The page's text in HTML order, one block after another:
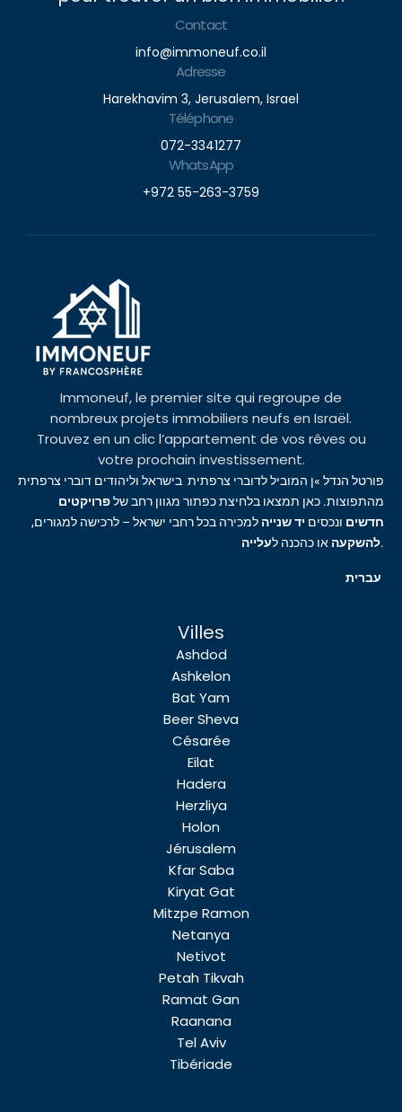
Contact
info@immoneuf.co.il
Adresse
Harekhavim 3, Jerusalem, Israel
Téléphone
072-3341277
WhatsApp
+972 55-263-3759
Immoneuf, le premier site qui regroupe de
nombreux projets immobiliers neufs en Israël.
Trouvez en un clic l’appartement de vos rêves ou
votre prochain investissement.
פורטל הנדל »ן המוביל לדוברי צרפתית בישראל וליהודים דוברי צרפתית
מהתפוצות. כאן תמצאו בלחיצת כפתור מגוון רחב שלפרויקטים
חדשים ונכסים יד שנייה למכירה בכל רחבי ישראל – לרכישה למגורים,
להשקעה או כהכנה לעלייה .
Villes
Ashdod
Ashkelon
Bat Yam
Beer Sheva
Césarée
Eilat
Hadera
Herzliya
Holon
Jérusalem
Kfar Saba
Kiryat Gat
Mitzpe Ramon
Netanya
Netivot
Petah Tikvah
Ramat Gan
Raanana
Tel Aviv
Tibériade